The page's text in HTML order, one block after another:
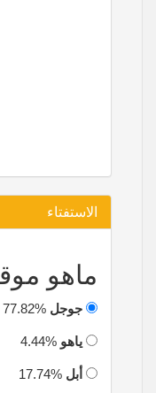
الاستفتاء
ماهو
جوجل
ياهو
أبل